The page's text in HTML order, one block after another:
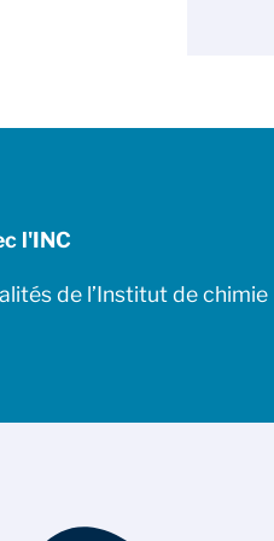
l'INC
de l’Institut de chimie